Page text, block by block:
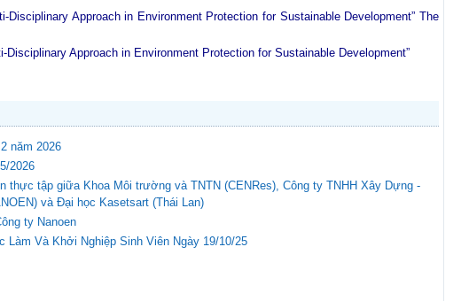
Disciplinary Approach in Environment Protection for Sustainable Development” The
Disciplinary Approach in Environment Protection for Sustainable Development”
năm 2026
2026
thực tập giữa Khoa Môi trường và TNTN (CENRes), Công ty TNHH Xây Dựng -
và Đại học Kasetsart (Thái Lan)
ty Nanoen
Làm Và Khởi Nghiệp Sinh Viên Ngày 19/10/25